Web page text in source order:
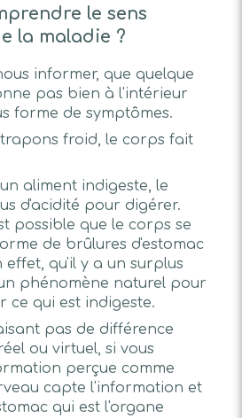
le sens
la maladie ?
informer, que quelque
pas bien à l'intérieur
forme de symptômes.
froid, le corps fait
aliment indigeste, le
d'acidité pour digérer.
possible que le corps se
de brûlures d'estomac
effet, qu'il y a un surplus
phénomène naturel pour
ce qui est indigeste.
pas de différence
ou virtuel, si vous
perçue comme
capte l'information et
qui est l'organe